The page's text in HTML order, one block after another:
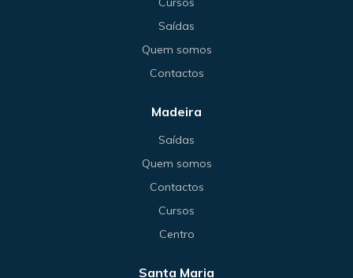
Saídas
Quem somos
Contactos
Madeira
Saídas
Quem somos
Contactos
Cursos
Centro
Santa Maria